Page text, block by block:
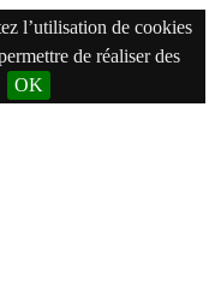
l’utilisation de cookies
de réaliser des
OK